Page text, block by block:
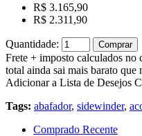
R$ 3.165,90
R$ 2.311,90
Quantidade: Comprar
Frete + imposto calculados no
total ainda sai mais barato que
Adicionar a Lista de Desejos
Tags: abafador, sidewinder,
Comprado Recente